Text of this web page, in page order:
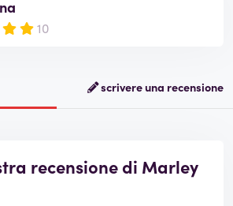
10
scrivere una recensione
recensione di Marley